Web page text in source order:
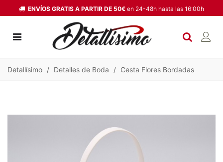
ENVÍOS GRATIS A PARTIR DE 50€ en 24-48h hasta las 16:00h
Detallísimo / Detalles de Boda / Cesta Flores Bordadas